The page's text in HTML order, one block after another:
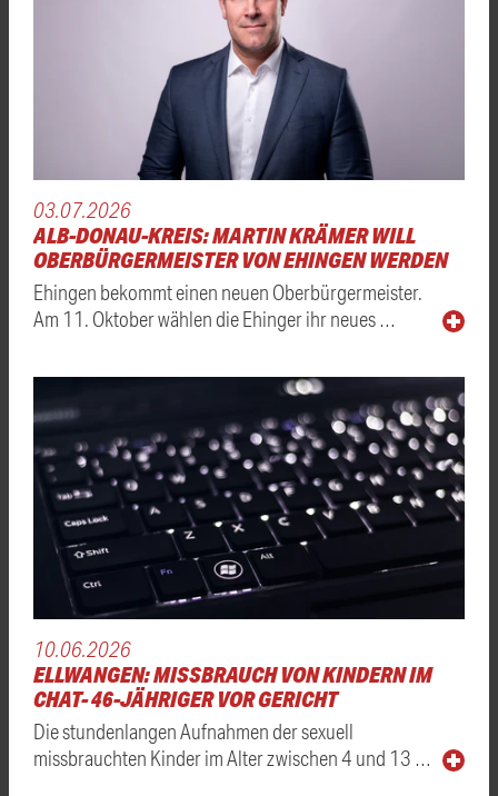
03.07.2026
ALB-DONAU-KREIS: MARTIN KRÄMER WILL
OBERBÜRGERMEISTER VON EHINGEN WERDEN
Ehingen bekommt einen neuen Oberbürgermeister.
Am 11. Oktober wählen die Ehinger ihr neues …
10.06.2026
ELLWANGEN: MISSBRAUCH VON KINDERN IM
CHAT- 46-JÄHRIGER VOR GERICHT
Die stundenlangen Aufnahmen der sexuell
missbrauchten Kinder im Alter zwischen 4 und 13 …